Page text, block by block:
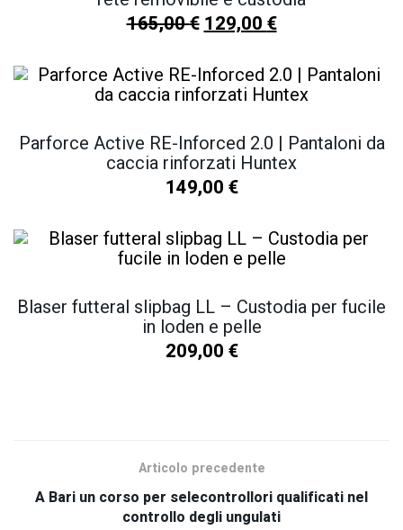
165,00€129,00€
Parforce Active RE-Inforced 2.0 | Pantaloni da
caccia rinforzati Huntex
149,00 €
Blaser futteral slipbag LL – Custodia per fucile
in loden e pelle
209,00 €
Articolo precedente
A Bari un corso per selecontrollori qualificati nel
controllo degli ungulati